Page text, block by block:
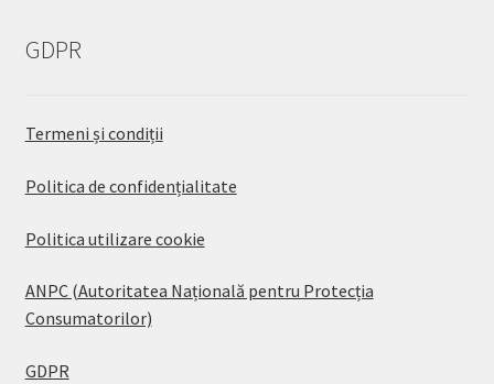
GDPR
Termeni și condiții
Politica de confidențialitate
Politica utilizare cookie
ANPC (Autoritatea Națională pentru Protecția
Consumatorilor)
GDPR